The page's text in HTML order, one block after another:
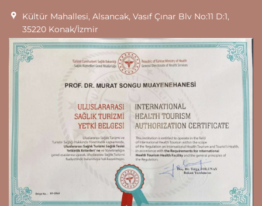
Kültür Mahallesi, Alsancak, Vasıf Çınar Blv No:11 D:1,
35220 Konak/İzmir